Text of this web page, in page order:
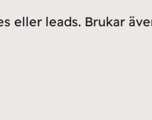
eller leads. Brukar